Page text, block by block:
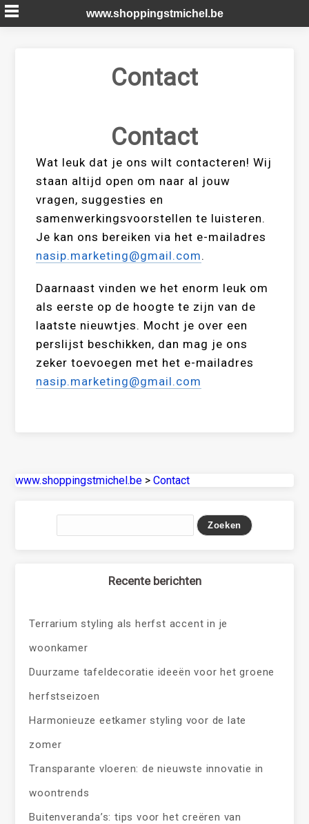
Skip
to
www.shoppingstmichel.be
Contact
Contact
Wat leuk dat je ons wilt contacteren! Wij
staan altijd open om naar al jouw
vragen, suggesties en
samenwerkingsvoorstellen te luisteren.
Je kan ons bereiken via het e-mailadres
nasip.marketing@gmail.com.
Daarnaast vinden we het enorm leuk om
als eerste op de hoogte te zijn van de
laatste nieuwtjes. Mocht je over een
perslijst beschikken, dan mag je ons
zeker toevoegen met het e-mailadres
nasip.marketing@gmail.com
www.shoppingstmichel.be >Contact
Recente berichten
Terrarium styling als herfst accent in je
woonkamer
Duurzame tafeldecoratie ideeën voor het groene
herfstseizoen
Harmonieuze eetkamer styling voor de late
zomer
Transparante vloeren: de nieuwste innovatie in
woontrends
Buitenveranda’s: tips voor het creëren van